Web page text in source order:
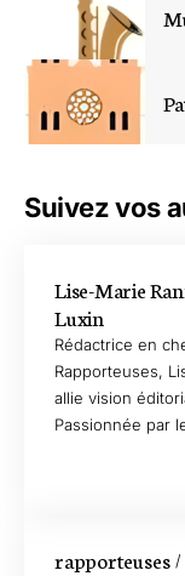
Suivez vos
Lise-Marie
Luxin
Rédactrice en
Rapporteuses,
allie vision
Passionnée par
rapporteuses